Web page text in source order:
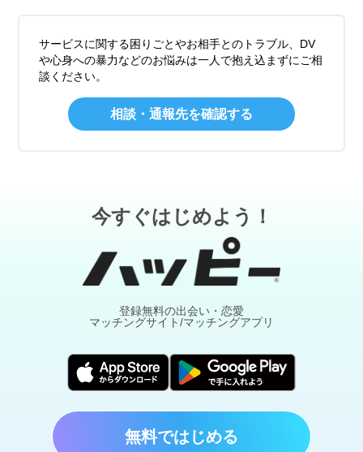
サービスに関する困りごとやお相手とのトラブル、DV
や心身への暴力などのお悩みは一人で抱え込まずにご相
談ください。
相談・通報先を確認する
今すぐはじめよう！
登録無料の出会い・恋愛
マッチングサイト/マッチングアプリ
無料ではじめる